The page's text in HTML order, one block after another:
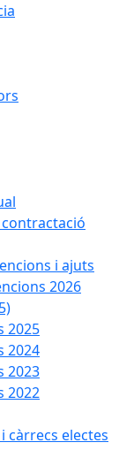
i ajuts
2026
2025
2024
2023
2022
càrrecs electes